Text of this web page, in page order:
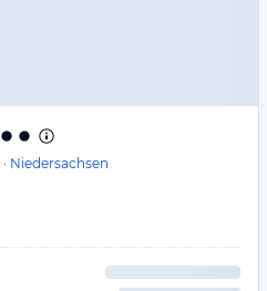
· Niedersachsen